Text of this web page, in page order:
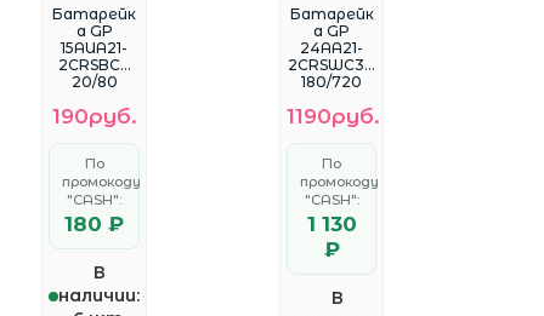
WhatsApp
Батарейк
а GP
15AUA21-
2CRSBC2
20/80
190руб.
По
промокоду
"CASH":
180 ₽
В
наличии:
WhatsApp
Батарейк
а GP
24AA21-
2CRSWC30
180/720
(30шт)
спайка
<489119922
7370>
1190руб.
По
промокоду
"CASH":
1 130
₽
В